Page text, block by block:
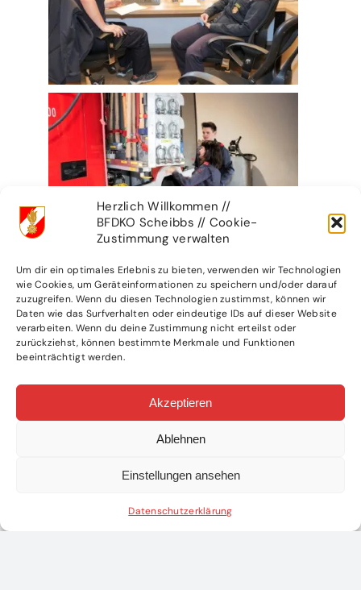
Herzlich Willkommen //
BFDKO Scheibbs // Cookie-
Zustimmung verwalten
Um dir ein optimales Erlebnis zu bieten, verwenden wir Technologien
wie Cookies, um Geräteinformationen zu speichern und/oder darauf
zuzugreifen. Wenn du diesen Technologien zustimmst, können wir
Daten wie das Surfverhalten oder eindeutige IDs auf dieser Website
verarbeiten. Wenn du deine Zustimmung nicht erteilst oder
zurückziehst, können bestimmte Merkmale und Funktionen
beeinträchtigt werden.
Akzeptieren
Ablehnen
Einstellungen ansehen
Datenschutzerklärung